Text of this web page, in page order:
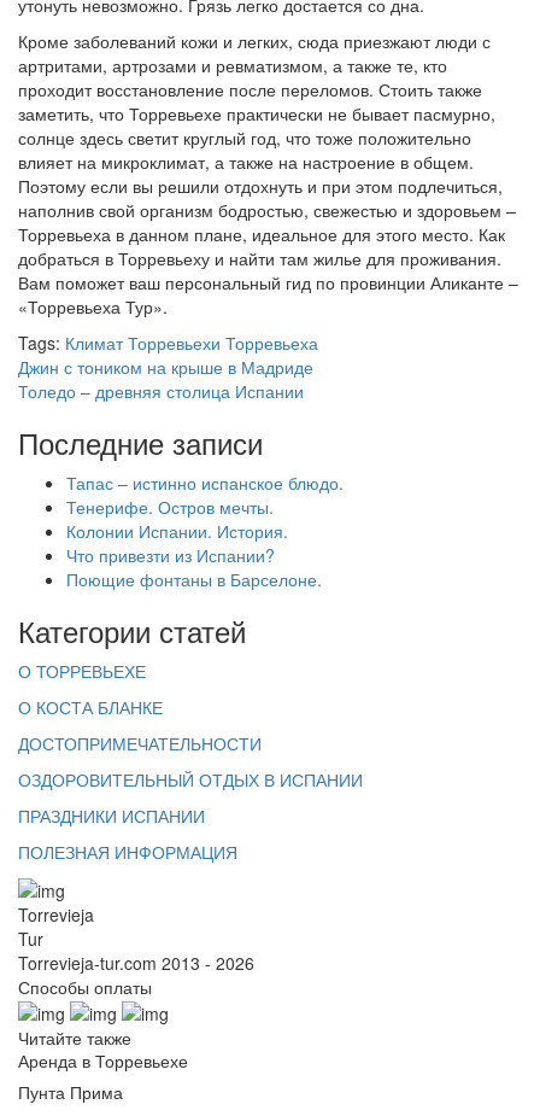
Кроме заболеваний кожи и легких, сюда приезжают люди с
артритами, артрозами и ревматизмом, а также те, кто
проходит восстановление после переломов. Стоить также
заметить, что Торревьехе практически не бывает пасмурно,
солнце здесь светит круглый год, что тоже положительно
влияет на микроклимат, а также на настроение в общем.
Поэтому если вы решили отдохнуть и при этом подлечиться,
наполнив свой организм бодростью, свежестью и здоровьем –
Торревьеха в данном плане, идеальное для этого место. Как
добраться в Торревьеху и найти там жилье для проживания.
Вам поможет ваш персональный гид по провинции Аликанте –
«Торревьеха Тур».
Tags: Климат Торревьехи Торревьеха
Джин с тоником на крыше в Мадриде
Толедо – древняя столица Испании
Последние записи
Тапас – истинно испанское блюдо.
Тенерифе. Остров мечты.
Колонии Испании. История.
Что привезти из Испании?
Поющие фонтаны в Барселоне.
Категории статей
О ТОРРЕВЬЕХЕ
О КОСТА БЛАНКЕ
ДОСТОПРИМЕЧАТЕЛЬНОСТИ
ОЗДОРОВИТЕЛЬНЫЙ ОТДЫХ В ИСПАНИИ
ПРАЗДНИКИ ИСПАНИИ
ПОЛЕЗНАЯ ИНФОРМАЦИЯ
Torrevieja
Tur
Torrevieja-tur.com 2013 - 2026
Способы оплаты
Читайте также
Аренда в Торревьехе
Пунта Прима